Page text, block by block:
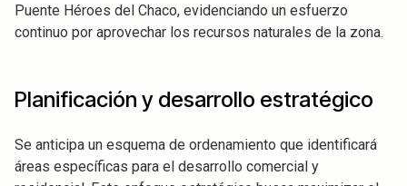
Puente Héroes del Chaco, evidenciando un esfuerzo
continuo por aprovechar los recursos naturales de la zona.
Planificación y desarrollo estratégico
Se anticipa un esquema de ordenamiento que identificará
áreas específicas para el desarrollo comercial y